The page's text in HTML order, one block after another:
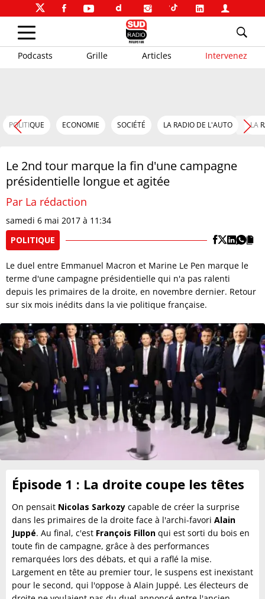
Podcasts Grille Articles Intervenez
POLITIQUE ECONOMIE SOCIÉTÉ LA RADIO DE L'AUTO LA
Le 2nd tour marque la fin d'une campagne
présidentielle longue et agitée
Par La rédaction
samedi 6 mai 2017 à 11:34
POLITIQUE
Le duel entre Emmanuel Macron et Marine Le Pen marque le
terme d'une campagne présidentielle qui n'a pas ralenti
depuis les primaires de la droite, en novembre dernier. Retour
sur six mois inédits dans la vie politique française.
Épisode 1 : La droite coupe les têtes
On pensait Nicolas Sarkozy capable de créer la surprise
dans les primaires de la droite face à l'archi-favori Alain
Juppé. Au final, c'est François Fillon qui est sorti du bois en
toute fin de campagne, grâce à des performances
remarquées lors des débats, et qui a raflé la mise.
Largement en tête au premier tour, le suspens est inexistant
pour le second, qui l'oppose à Alain Juppé. Les électeurs de